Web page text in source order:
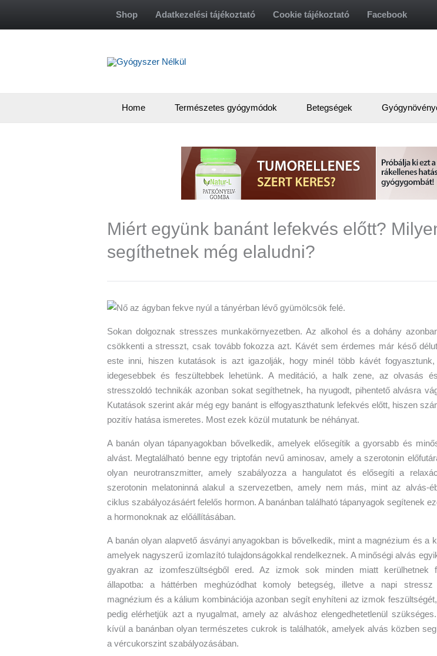
Shop Adatkezelési tájékoztató Cookie tájékoztató Facebook
Home Természetes gyógymódok Betegségek
Miért együnk banánt lefekvés előtt?
segíthetnek még elaludni?
Sokan dolgoznak stresszes munkakörnyezetben. Az alkohol és a dohány
csökkenti a stresszt, csak tovább fokozza azt. Kávét sem érdemes már késő
este inni, hiszen kutatások is azt igazolják, hogy minél több kávét fogyasztunk,
idegesebbek és feszültebbek lehetünk. A meditáció, a halk zene, az olvasás
stresszoldó technikák azonban sokat segíthetnek, ha nyugodt, pihentető alvásra
Kutatások szerint akár még egy banánt is elfogyaszthatunk lefekvés előtt, hiszen
pozitív hatása ismeretes. Most ezek közül mutatunk be néhányat.
A banán olyan tápanyagokban bővelkedik, amelyek elősegítik a gyorsabb és
alvást. Megtalálható benne egy triptofán nevű aminosav, amely a szerotonin
olyan neurotranszmitter, amely szabályozza a hangulatot és elősegíti a
szerotonin melatoninná alakul a szervezetben, amely nem más, mint az alvás-
ciklus szabályozásáért felelős hormon. A banánban található tápanyagok segítenek
a hormonoknak az előállításában.
A banán olyan alapvető ásványi anyagokban is bővelkedik, mint a magnézium és a
amelyek nagyszerű izomlazító tulajdonságokkal rendelkeznek. A minőségi alvás
gyakran az izomfeszültségből ered. Az izmok sok minden miatt kerülhetnek
állapotba: a háttérben meghúzódhat komoly betegség, illetve a napi
magnézium és a kálium kombinációja azonban segít enyhíteni az izmok
pedig elérhetjük azt a nyugalmat, amely az alváshoz elengedhetetlenül
kívül a banánban olyan természetes cukrok is találhatók, amelyek alvás közben
a vércukorszint szabályozásában.